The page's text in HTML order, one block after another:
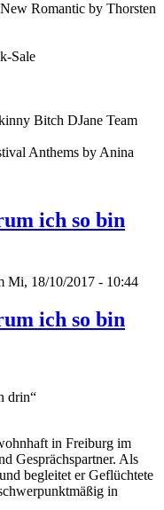
Romantic by Thorsten
Sale
Bitch DJane Team
Anthems by Anina
ich so bin
Mi, 18/10/2017 - 10:44
ich so bin
drin“
in Freiburg im
Gesprächspartner. Als
begleitet er Geflüchtete
in